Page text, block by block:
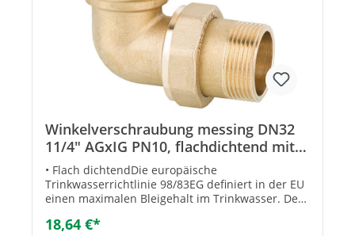
Winkelverschraubung messing DN32
11/4" AGxIG PN10, flachdichtend mit
Dichtung
• Flach dichtendDie europäische
Trinkwasserrichtlinie 98/83EG definiert in der EU
einen maximalen Bleigehalt im Trinkwasser. Der
neuesten Vorschriften der europäischen
18,64 €*